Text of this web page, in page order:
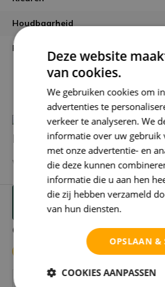
Houdbaarheid
Plaatsen
Heb je een vraag over
We helpen je graag met het vinden
Verstuur mailtje
Gebruikers beoordelingen
5 / 5
Deze website
van cookies.
We gebruiken cookies om
advertenties te
verkeer te analyseren. We
informatie over uw gebruik
met onze advertentie- en
die deze kunnen
informatie die u aan hen
die zij hebben verzameld
van hun diensten.
OPSLAAN &
COOKIES AANPASSEN